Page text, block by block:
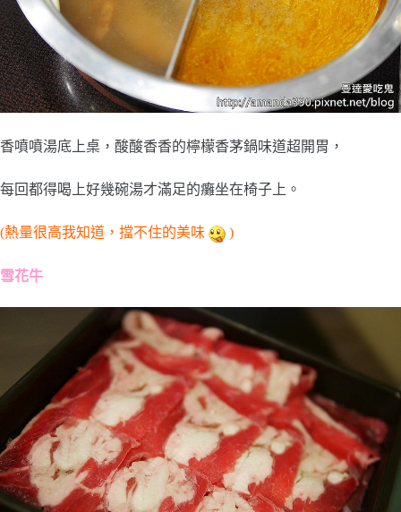
香噴噴湯底上桌，酸酸香香的檸檬香茅鍋味道超開胃，
每回都得喝上好幾碗湯才滿足的癱坐在椅子上。
(熱量很高我知道，擋不住的美味 )
雪花牛